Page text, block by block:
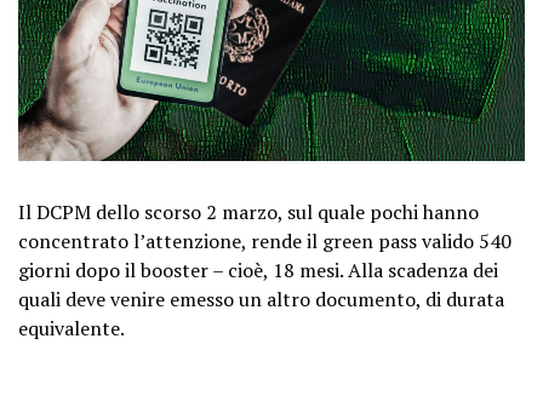
Il DCPM dello scorso 2 marzo, sul quale pochi hanno
concentrato l’attenzione, rende il green pass valido 540
giorni dopo il booster – cioè, 18 mesi. Alla scadenza dei
quali deve venire emesso un altro documento, di durata
equivalente.